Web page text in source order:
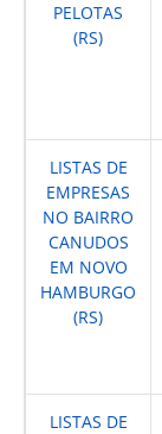
PELOTAS
(RS)
LISTAS DE
EMPRESAS
NO BAIRRO
CANUDOS
EM NOVO
HAMBURGO
(RS)
LISTAS DE